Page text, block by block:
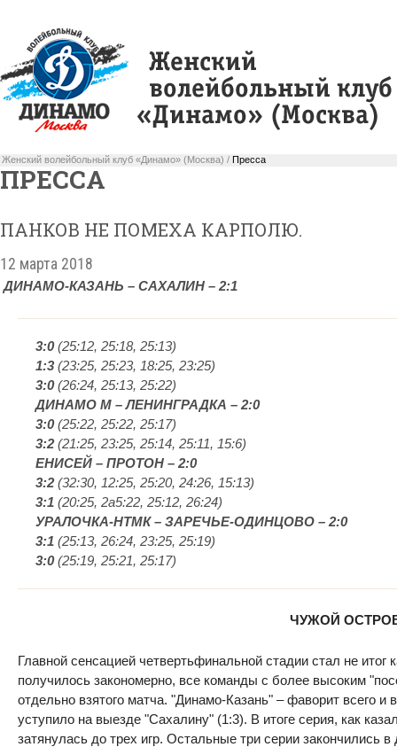
Женский волейбольный клуб «Динамо» (Москва) / Пресса
ПРЕССА
ПАНКОВ НЕ ПОМЕХА КАРПОЛЮ.
12 марта 2018
ДИНАМО-КАЗАНЬ – САХАЛИН – 2:1
3:0(25:12, 25:18, 25:13)
1:3 (23:25, 25:23, 18:25, 23:25)
3:0(26:24, 25:13, 25:22)
ДИНАМО М – ЛЕНИНГРАДКА – 2:0
3:0(25:22, 25:22, 25:17)
3:2(21:25, 23:25, 25:14, 25:11, 15:6)
ЕНИСЕЙ – ПРОТОН – 2:0
3:2(32:30, 12:25, 25:20, 24:26, 15:13)
3:1 (20:25, 2a5:22, 25:12, 26:24)
УРАЛОЧКА-НТМК – ЗАРЕЧЬЕ-ОДИНЦОВО – 2:0
3:1 (25:13, 26:24, 23:25, 25:19)
3:0(25:19, 25:21, 25:17)
ЧУЖОЙ
Главной сенсацией четвертьфинальной стадии стал не итог
получилось закономерно, все команды с более высоким
отдельно взятого матча. "Динамо-Казань" – фаворит всего и
уступило на выезде "Сахалину" (1:3). В итоге серия, как
затянулась до трех игр. Остальные три серии закончились в